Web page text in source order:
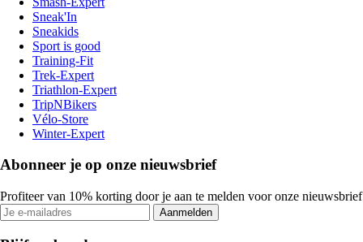
Sneak'In
Sneakids
Sport is good
Training-Fit
Trek-Expert
Triathlon-Expert
TripNBikers
Vélo-Store
Winter-Expert
Abonneer je op onze nieuwsbrief
Profiteer van 10% korting door je aan te melden voor onze nieuwsbrief
Aanmelden